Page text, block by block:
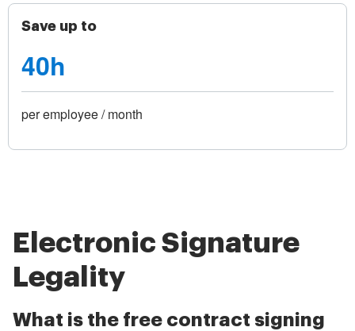
Save up to
40h
per employee / month
Electronic Signature
Legality
What is the free contract signing